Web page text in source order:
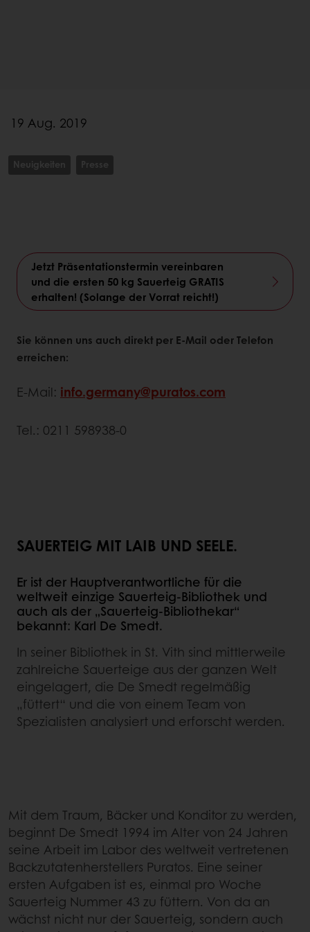
19 Aug. 2019
Neuigkeiten Presse
Jetzt Präsentationstermin vereinbaren
und die ersten 50 kg Sauerteig GRATIS
erhalten! (Solange der Vorrat reicht!)
Sie können uns auch direkt per E-Mail oder Telefon
erreichen:
E-Mail: info.germany@puratos.com
Tel.: 0211 598938-0
SAUERTEIG MIT LAIB UND SEELE.
Er ist der Hauptverantwortliche für die
weltweit einzige Sauerteig-Bibliothek und
auch als der „Sauerteig-Bibliothekar“
bekannt: Karl De Smedt.
In seiner Bibliothek in St. Vith sind mittlerweile
zahlreiche Sauerteige aus der ganzen Welt
eingelagert, die De Smedt regelmäßig
„füttert“ und die von einem Team von
Spezialisten analysiert und erforscht werden.
Mit dem Traum, Bäcker und Konditor zu werden,
beginnt De Smedt 1994 im Alter von 24 Jahren
seine Arbeit im Labor des weltweit vertretenen
Backzutatenherstellers Puratos. Eine seiner
ersten Aufgaben ist es, einmal pro Woche
Sauerteig Nummer 43 zu füttern. Von da an
wächst nicht nur der Sauerteig, sondern auch